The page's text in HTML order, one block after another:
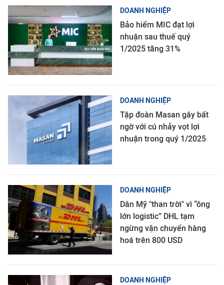
DOANH NGHIỆP
Bảo hiểm MIC đạt lợi
nhuận sau thuế quý
1/2025 tăng 31%
DOANH NGHIỆP
Tập đoàn Masan gây bất
ngờ với cú nhảy vọt lợi
nhuận trong quý 1/2025
DOANH NGHIỆP
Dân Mỹ "than trời" vì “ông
lớn logistic” DHL tạm
ngừng vận chuyển hàng
hoá trên 800 USD
DOANH NGHIỆP